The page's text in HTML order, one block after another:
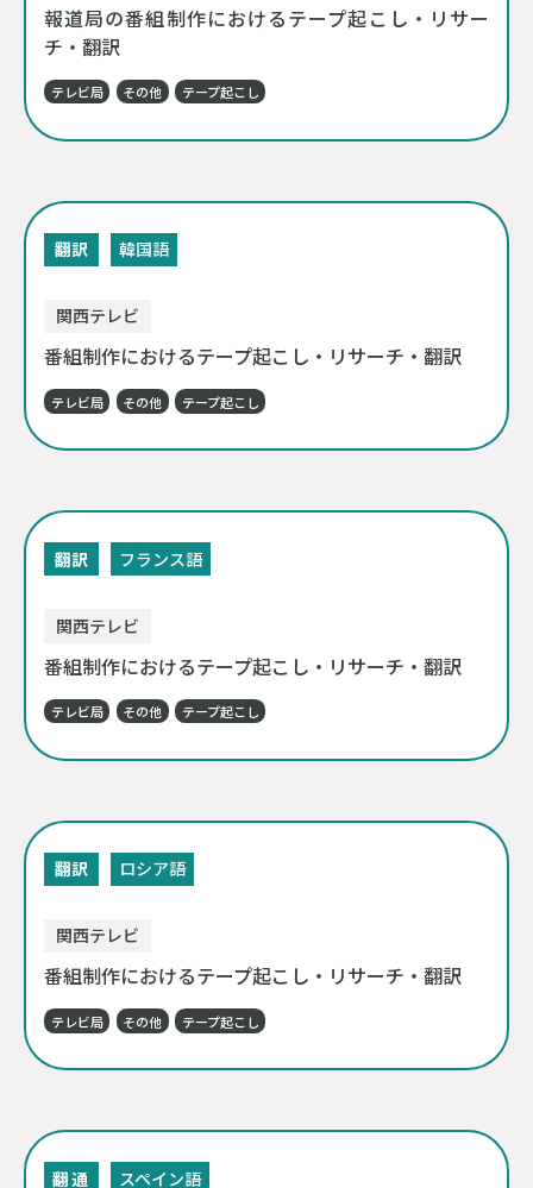
報道局の番組制作におけるテープ起こし・リサー
チ・翻訳
テレビ局 その他 テープ起こし
翻訳 韓国語
関西テレビ
番組制作におけるテープ起こし・リサーチ・翻訳
テレビ局 その他 テープ起こし
翻訳 フランス語
関西テレビ
番組制作におけるテープ起こし・リサーチ・翻訳
テレビ局 その他 テープ起こし
翻訳 ロシア語
関西テレビ
番組制作におけるテープ起こし・リサーチ・翻訳
テレビ局 その他 テープ起こし
翻通 スペイン語